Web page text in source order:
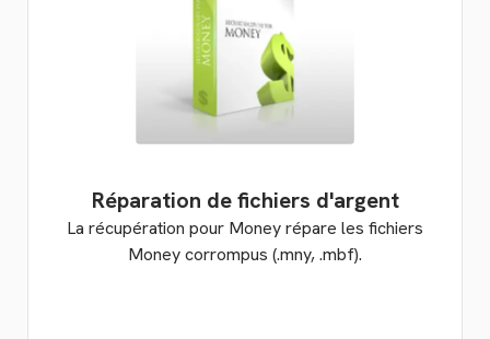
Réparation de fichiers d'argent
La récupération pour Money répare les fichiers
Money corrompus (.mny, .mbf).